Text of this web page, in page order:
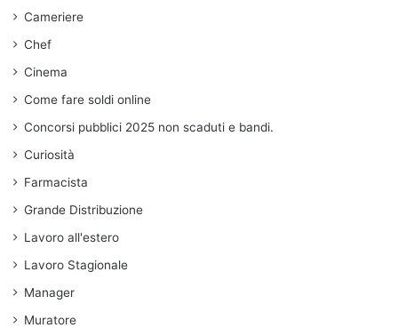
Cameriere
Chef
Cinema
Come fare soldi online
Concorsi pubblici 2025 non scaduti e bandi.
Curiosità
Farmacista
Grande Distribuzione
Lavoro all'estero
Lavoro Stagionale
Manager
Muratore